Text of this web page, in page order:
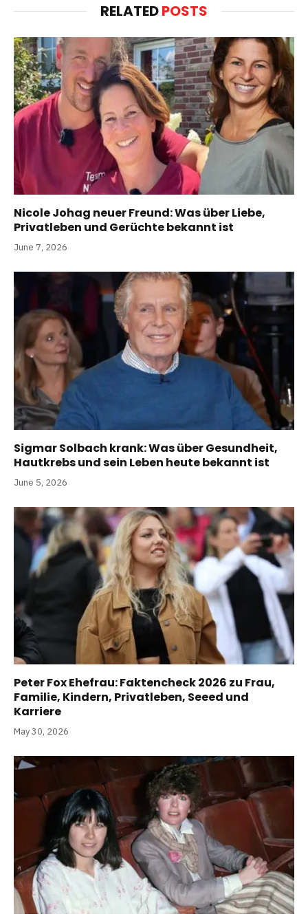
RELATEDPOSTS
Nicole Johag neuer Freund: Was über Liebe,
Privatleben und Gerüchte bekannt ist
June 7, 2026
Sigmar Solbach krank: Was über Gesundheit,
Hautkrebs und sein Leben heute bekannt ist
June 5, 2026
Peter Fox Ehefrau: Faktencheck 2026 zu Frau,
Familie, Kindern, Privatleben, Seeed und
Karriere
May 30, 2026